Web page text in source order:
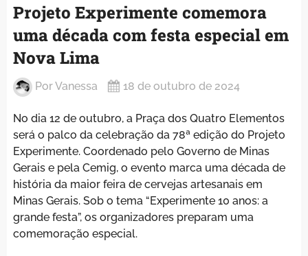
Projeto Experimente comemora
uma década com festa especial em
Nova Lima
PorVanessa 18 de outubro de 2024
No dia 12 de outubro, a Praça dos Quatro Elementos
será o palco da celebração da 78ª edição do Projeto
Experimente. Coordenado pelo Governo de Minas
Gerais e pela Cemig, o evento marca uma década de
história da maior feira de cervejas artesanais em
Minas Gerais. Sob o tema “Experimente 10 anos: a
grande festa”, os organizadores preparam uma
comemoração especial.